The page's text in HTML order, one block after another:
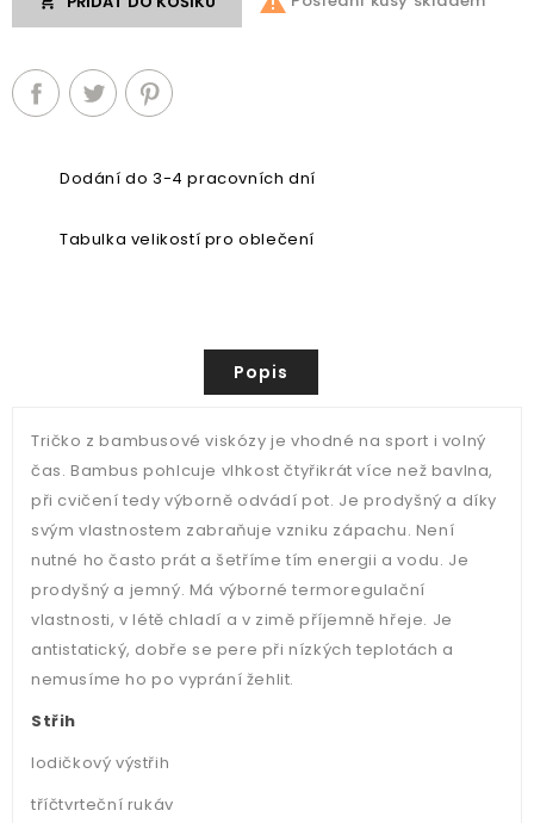
Dodání do 3-4 pracovních dní
Tabulka velikostí pro oblečení
Popis
Tričko z bambusové viskózy je vhodné na sport i volný
čas. Bambus pohlcuje vlhkost čtyřikrát více než bavlna,
při cvičení tedy výborně odvádí pot. Je prodyšný a díky
svým vlastnostem zabraňuje vzniku zápachu. Není
nutné ho často prát a šetříme tím energii a vodu. Je
prodyšný a jemný. Má výborné termoregulační
vlastnosti, v létě chladí a v zimě příjemně hřeje. Je
antistatický, dobře se pere při nízkých teplotách a
nemusíme ho po vyprání žehlit.
Střih
lodičkový výstřih
tříčtvrteční rukáv